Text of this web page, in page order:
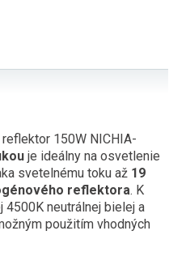
150W NICHIA-
je ideálny na osvetlenie
svetelnému toku až 19
reflektora. K
neutrálnej bielej a
použitím vhodných